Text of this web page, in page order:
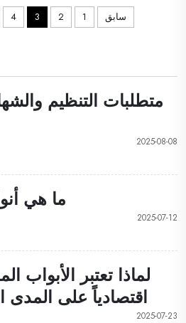
سابق 1
2
3
4
متطلبات التنظيم
2025-08-08
ما هي
2025-07-12
لماذا تعتبر الأبواب
اقتصادياً على
2025-07-23